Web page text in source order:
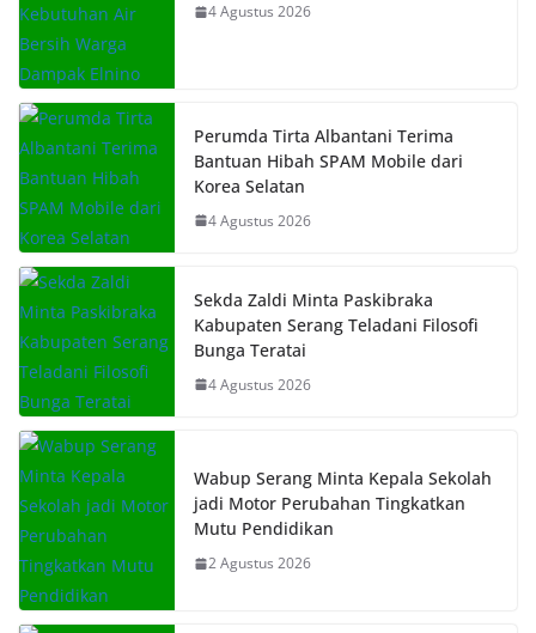
4 Agustus 2026
Perumda Tirta Albantani Terima
Bantuan Hibah SPAM Mobile dari
Korea Selatan
4 Agustus 2026
Sekda Zaldi Minta Paskibraka
Kabupaten Serang Teladani Filosofi
Bunga Teratai
4 Agustus 2026
Wabup Serang Minta Kepala Sekolah
jadi Motor Perubahan Tingkatkan
Mutu Pendidikan
2 Agustus 2026